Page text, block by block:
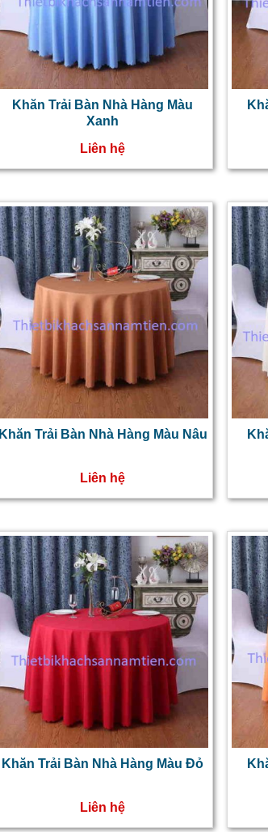
Khăn Trải Bàn Nhà Hàng Màu
Xanh
Liên hệ
Khăn Trải Bàn Nhà Hàng Màu Nâu
Liên hệ
Khăn Trải Bàn Nhà Hàng Màu Đỏ
Liên hệ